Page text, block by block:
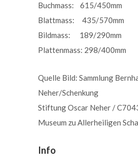
Buchmass: 615/450mm
Blattmass: 435/570mm
Bildmass: 189/290mm
Plattenmass: 298/400mm
Quelle Bild: Sammlung
Neher/Schenkung
Stiftung Oscar Neher /
Museum zu Allerheiligen
Info